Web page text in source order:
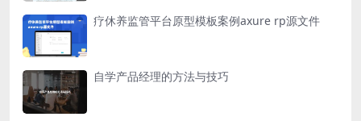
疗休养监管平台原型模板案例axure rp源文件
自学产品经理的方法与技巧